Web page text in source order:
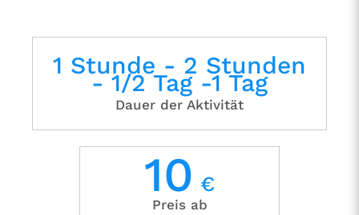
1 Stunde - 2 Stunden
- 1/2 Tag -1 Tag
Dauer der Aktivität
10 €
Preis ab